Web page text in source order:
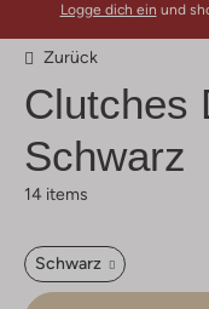
Logge dich ein und
Zurück
Clutches
Schwarz
14 items
Schwarz